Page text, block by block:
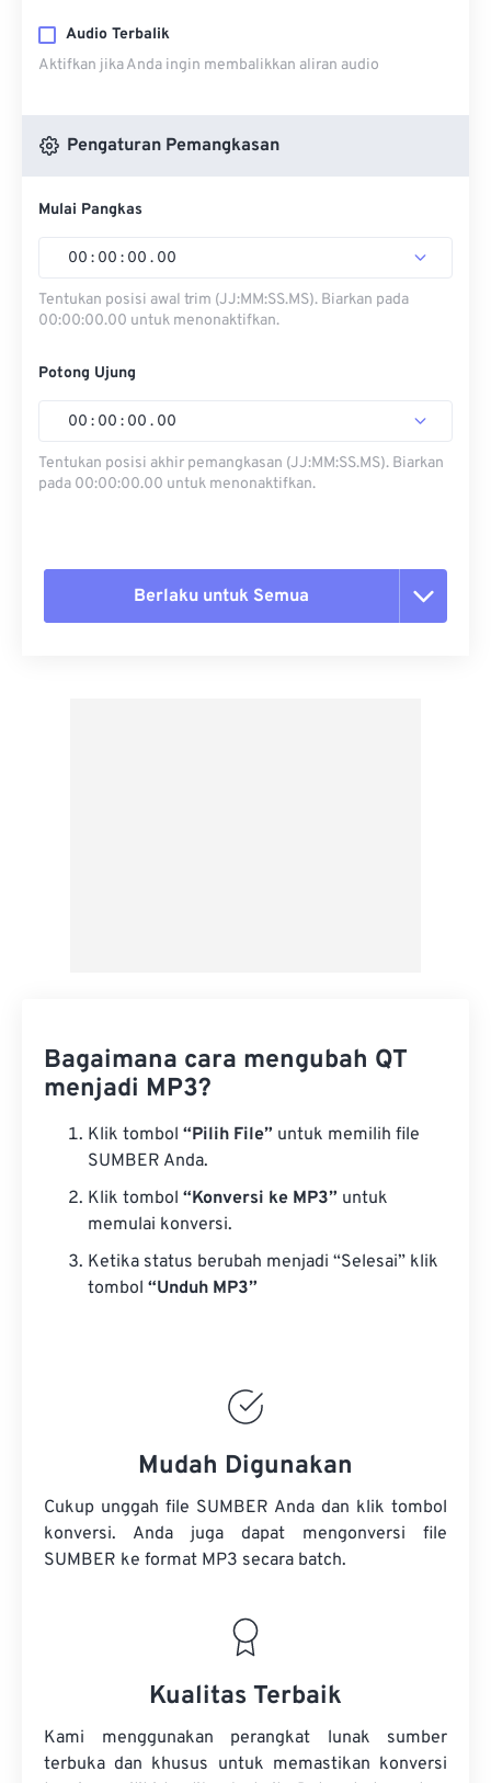
Audio Terbalik
Aktifkan jika Anda ingin membalikkan aliran audio
Pengaturan Pemangkasan
Mulai Pangkas
00 : 00 : 00 . 00
Tentukan posisi awal trim (JJ:MM:SS.MS). Biarkan pada
00:00:00.00 untuk menonaktifkan.
Potong Ujung
00 : 00 : 00 . 00
Tentukan posisi akhir pemangkasan (JJ:MM:SS.MS). Biarkan
pada 00:00:00.00 untuk menonaktifkan.
Berlaku untuk Semua
Bagaimana cara mengubah QT
menjadi MP3?
Klik tombol “Pilih File” untuk memilih file
SUMBER Anda.
Klik tombol “Konversi ke MP3” untuk
memulai konversi.
Ketika status berubah menjadi “Selesai” klik
tombol “Unduh MP3”
Mudah Digunakan
Cukup unggah file SUMBER Anda dan klik tombol
konversi. Anda juga dapat mengonversi file
SUMBER ke format MP3 secara batch.
Kualitas Terbaik
Kami menggunakan perangkat lunak sumber
terbuka dan khusus untuk memastikan konversi